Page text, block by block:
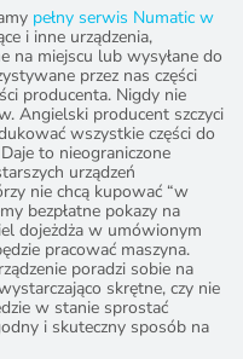
pełny serwis Numatic w
i inne urządzenia,
na miejscu lub wysyłane do
przez nas części
producenta. Nigdy nie
Angielski producent szczyci
wszystkie części do
to nieograniczone
urządzeń
nie chcą kupować “w
bezpłatne pokazy na
dojeżdża w umówionym
pracować maszyna.
poradzi sobie na
skrętne, czy nie
w stanie sprostać
i skuteczny sposób na